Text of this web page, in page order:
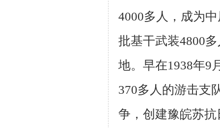
4000多人，成为
批基干武装4800
地。早在1938年9
370多人的游击支
争，创建豫皖苏